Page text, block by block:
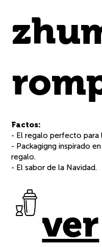
presentacionesver
rec
eta
s
Factos:
- El regalo perfecto para
- Packagigng inspirado
regalo.
- El sabor de la Navidad.
ver